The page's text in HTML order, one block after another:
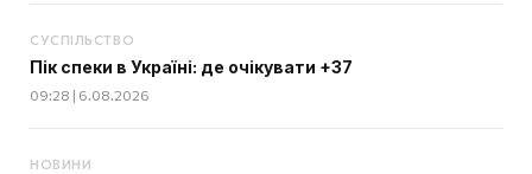
СУСПІЛЬСТВО
Пік спеки в Україні: де очікувати +37
09:28 | 6.08.2026
НОВИНИ